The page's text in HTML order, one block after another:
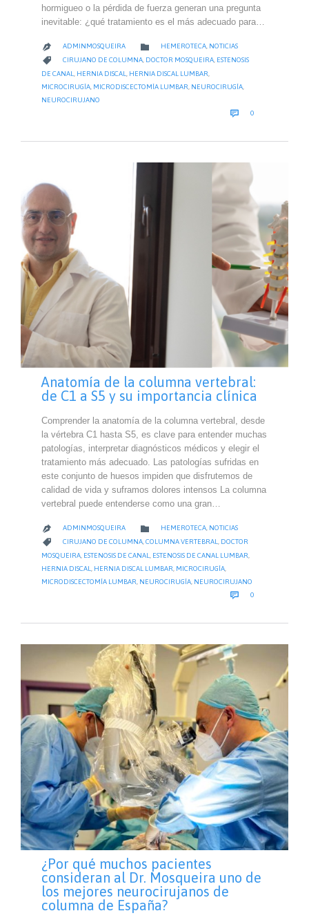
hormigueo o la pérdida de fuerza generan una pregunta
inevitable: ¿qué tratamiento es el más adecuado para…
 ADMINMOSQUEIRA  CATEGORY
HEMEROTECA, NOTICIAS
 CATEGORY
CIRUJANO DE COLUMNA, DOCTOR MOSQUEIRA, ESTENOSIS
DE CANAL
HERNIA DISCAL HERNIA DISCAL LUMBAR
MICROCIRUGÍA MICRODISCECTOMÍA LUMBAR NEUROCIRUGÍA
NEUROCIRUJANO
 0
Anatomía de la columna vertebral:
de C1 a S5 y su importancia clínica
Comprender la anatomía de la columna vertebral, desde
la vértebra C1 hasta S5, es clave para entender muchas
patologías, interpretar diagnósticos médicos y elegir el
tratamiento más adecuado. Las patologías sufridas en
este conjunto de huesos impiden que disfrutemos de
calidad de vida y suframos dolores intensos La columna
vertebral puede entenderse como una gran…
 ADMINMOSQUEIRA  CATEGORY
HEMEROTECA, NOTICIAS
 CATEGORY
CIRUJANO DE COLUMNA,COLUMNA VERTEBRAL, DOCTOR
MOSQUEIRA ESTENOSIS DE CANAL ESTENOSIS DE CANAL LUMBAR
HERNIA DISCAL
HERNIA DISCAL LUMBAR MICROCIRUGÍA
MICRODISCECTOMÍA LUMBAR NEUROCIRUGÍA NEUROCIRUJANO
 0
¿Por qué muchos pacientes
consideran al Dr. Mosqueira uno de
los mejores neurocirujanos de
columna de España?